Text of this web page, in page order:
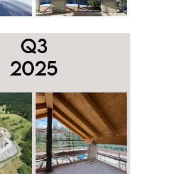
Q3
2025